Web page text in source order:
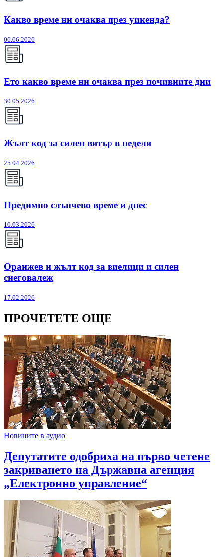
Какво време ни очаква през уикенда?
06.06.2026
Ето какво време ни очаква през почивните дни
30.05.2026
Жълт код за силен вятър в неделя
25.04.2026
Предимно слънчево време и днес
10.03.2026
Оранжев и жълт код за виелици и силен
снеговалеж
17.02.2026
ПРОЧЕТЕТЕ ОЩЕ
Новините в аудио
Депутатите одобриха на първо четене
закриването на Държавна агенция
„Електронно управление“